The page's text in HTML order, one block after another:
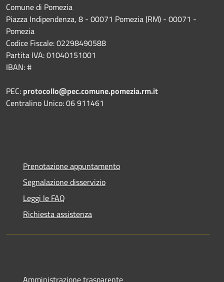
Comune di Pomezia
Piazza Indipendenza, 8 - 00071 Pomezia (RM) - 00071 -
Pomezia
Codice Fiscale: 02298490588
Partita IVA: 01040151001
IBAN: #
PEC: protocollo@pec.comune.pomezia.rm.it
Centralino Unico: 06 911461
Prenotazione appuntamento
Segnalazione disservizio
Leggi le FAQ
Richiesta assistenza
Amministrazione trasparente